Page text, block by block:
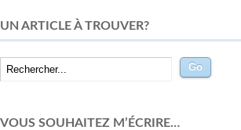
UN ARTICLE À TROUVER?
VOUS SOUHAITEZ M’ÉCRIRE…